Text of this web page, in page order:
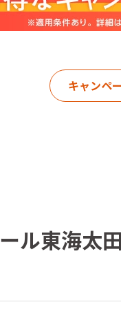
キャンペ
ル東海太